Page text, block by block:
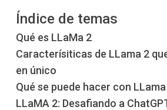
Índice de temas
Qué es LLaMa 2
Caracterísiticas de LLama 2
en único
Qué se puede hacer con
LLaMA 2: Desafiando a